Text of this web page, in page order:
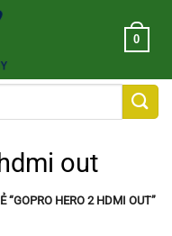
0
out
“GOPRO HERO 2 HDMI OUT”